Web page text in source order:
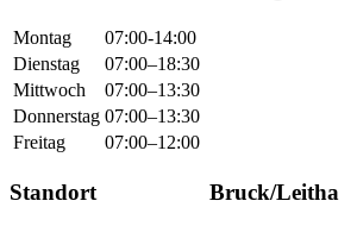
Montag
07:00-14:00
Dienstag
07:00–18:30
Mittwoch
07:00–13:30
Donnerstag 07:00–13:30
Freitag
07:00–12:00
Standort Bruck/Leitha